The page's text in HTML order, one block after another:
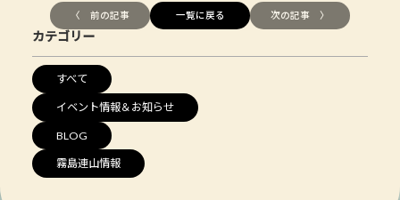
〈 前の記事 一覧に戻る 次の記事 〉
カテゴリー
すべて
イベント情報＆お知らせ
BLOG
霧島連山情報